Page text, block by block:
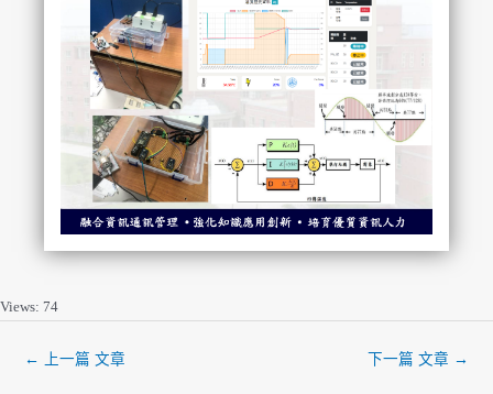
Views: 74
← 上一篇 文章 下一篇 文章 →